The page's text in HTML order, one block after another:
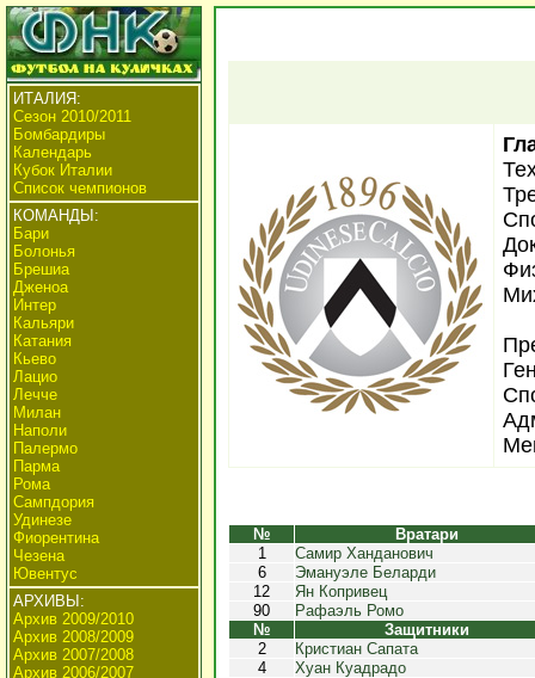
ИТАЛИЯ:
Сезон 2010/2011
Бомбардиры
Календарь
Кубок Италии
Список чемпионов
КОМАНДЫ:
Бари
Болонья
Брешиа
Дженоа
Интер
Кальяри
Катания
Кьево
Лацио
Лечче
Милан
Наполи
Палермо
Парма
Рома
Сампдория
Удинезе
Фиорентина
Чезена
Ювентус
АРХИВЫ:
Архив 2009/2010
Архив 2008/2009
Архив 2007/2008
Архив 2006/2007
№
Вратари
1
Самир Ханданович
6
Эмануэле Беларди
12
Ян Копривец
90
Рафаэль Ромо
№
Защитники
2
Кристиан Сапата
4
Хуан Куадрадо